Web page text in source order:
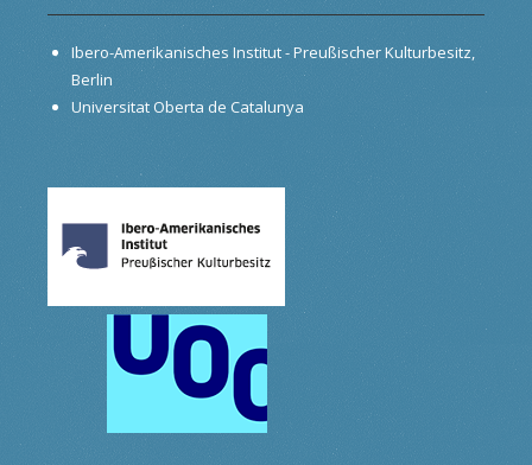
Ibero-Amerikanisches Institut - Preußischer Kulturbesitz,
Berlin
Universitat Oberta de Catalunya